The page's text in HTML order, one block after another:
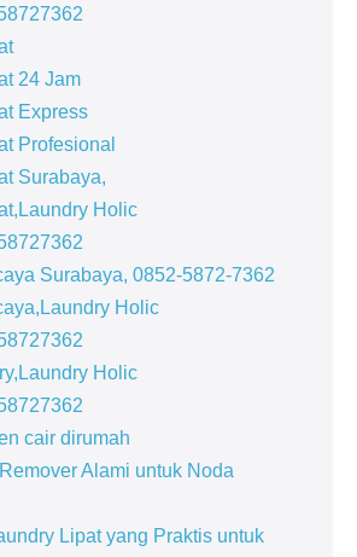
24 Jam
Express
Profesional
Surabaya,
Holic
Surabaya, 0852-5872-7362
Holic
Holic
cair dirumah
Alami untuk Noda
Lipat yang Praktis untuk